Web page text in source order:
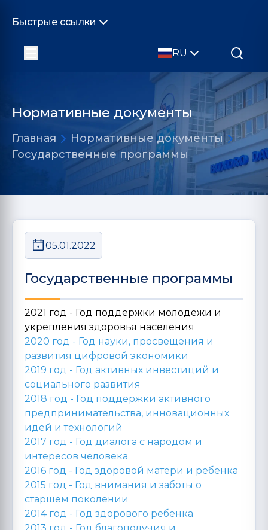
Быстрые ссылки
RU
Нормативные документы
Главная
Нормативные документы
Государственные программы
05.01.2022
Государственные программы
2021 год - Год поддержки молодежи и
укрепления здоровья населения
2020 год - Год науки, просвещения и
развития цифровой экономики
2019 год - Год активных инвестиций и
социального развития
2018 год - Год поддержки активного
предпринимательства, инновационных
идей и технологий
2017 год - Год диалога с народом и
интересов человека
2016 год - Год здоровой матери и ребенка
2015 год - Год внимания и заботы о
старшем поколении
2014 год - Год здорового ребенка